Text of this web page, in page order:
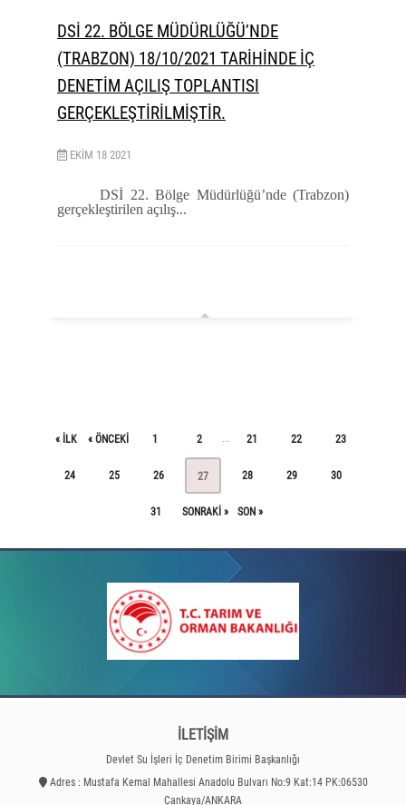
DSİ 22. BÖLGE MÜDÜRLÜĞÜ’NDE
(TRABZON) 18/10/2021 TARİHİNDE İÇ
DENETİM AÇILIŞ TOPLANTISI
GERÇEKLEŞTİRİLMİŞTİR.
EKIM 18 2021
DSİ 22. Bölge Müdürlüğü’nde (Trabzon)
gerçekleştirilen açılış...
« ILK « ÖNCEKI 1 2 21 22 23
24 25 26 27 28 29 30
31 SONRAKI » SON »
İLETİŞİM
Devlet Su İşleri İç Denetim Birimi Başkanlığı
Adres : Mustafa Kemal Mahallesi Anadolu Bulvarı No:9 Kat:14 PK:06530
Çankaya/ANKARA